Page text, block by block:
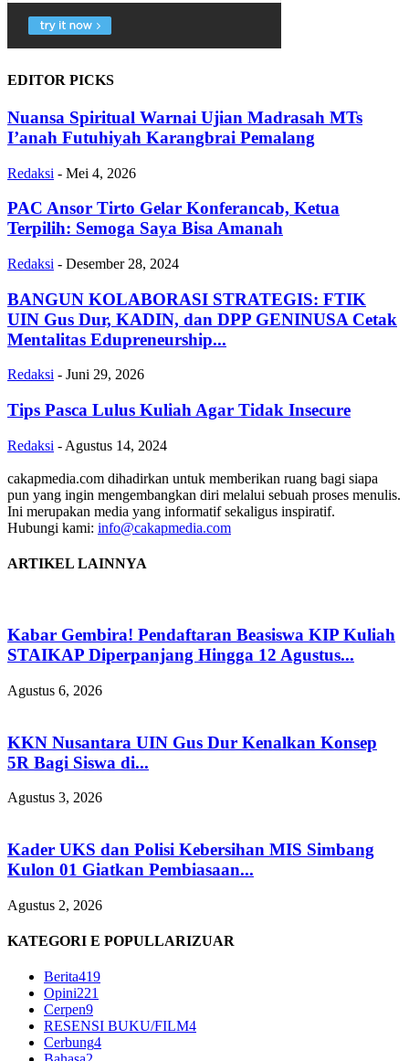
EDITOR PICKS
Nuansa Spiritual Warnai Ujian Madrasah MTs
I’anah Futuhiyah Karangbrai Pemalang
Redaksi - Mei 4, 2026
PAC Ansor Tirto Gelar Konferancab, Ketua
Terpilih: Semoga Saya Bisa Amanah
Redaksi - Desember 28, 2024
BANGUN KOLABORASI STRATEGIS: FTIK
UIN Gus Dur, KADIN, dan DPP GENINUSA Cetak
Mentalitas Edupreneurship...
Redaksi - Juni 29, 2026
Tips Pasca Lulus Kuliah Agar Tidak Insecure
Redaksi - Agustus 14, 2024
cakapmedia.com dihadirkan untuk memberikan ruang bagi siapa
pun yang ingin mengembangkan diri melalui sebuah proses menulis.
Ini merupakan media yang informatif sekaligus inspiratif.
Hubungi kami: info@cakapmedia.com
ARTIKEL LAINNYA
Kabar Gembira! Pendaftaran Beasiswa KIP Kuliah
STAIKAP Diperpanjang Hingga 12 Agustus...
Agustus 6, 2026
KKN Nusantara UIN Gus Dur Kenalkan Konsep
5R Bagi Siswa di...
Agustus 3, 2026
Kader UKS dan Polisi Kebersihan MIS Simbang
Kulon 01 Giatkan Pembiasaan...
Agustus 2, 2026
KATEGORI E POPULLARIZUAR
Berita419
Opini221
Cerpen9
RESENSI BUKU/FILM4
Cerbung4